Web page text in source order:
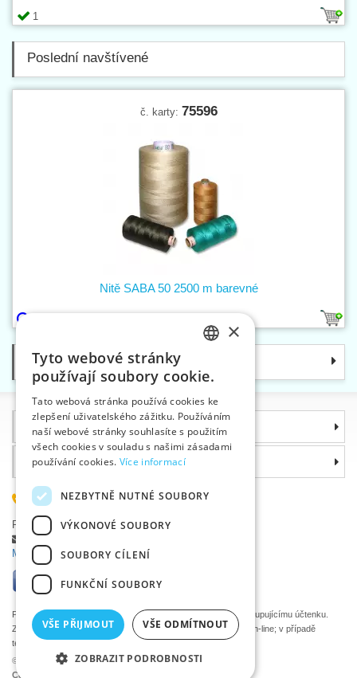
1
Poslední navštívené
č. karty: 75596
Nitě SABA 50 2500 m barevné
Kategorie
Informace
©2026 Velkoobchod textilní galanterie VTC a.s., Uničov
Ceny se zobrazí po přihlášení.
Proč si zvolit právě nás
585 051 217
Plzeňská 868, 783 91 Uničov, Česká republika
Položit dotaz
Máte problémy s přihlášením ?
Podle zákona o evidenci tržeb je prodávající povinen vystavit kupujícímu účtenku.
Zároveň je povinen zaevidovat přijatou tržbu u správce daně on-line; v případě
technického výpadku pak nejpozději do 48 hodin.
ENGLISH
GERMAN
×
Tyto webové stránky
používají soubory cookie.
Tato webová stránka používá cookies ke
zlepšení uživatelského zážitku. Používáním
naší webové stránky souhlasíte s použitím
všech cookies v souladu s našimi zásadami
používání cookies. Více informací
NEZBYTNĚ NUTNÉ SOUBORY
VÝKONOVÉ SOUBORY
SOUBORY CÍLENÍ
FUNKČNÍ SOUBORY
VŠE PŘIJMOUT VŠE ODMÍTNOUT
ZOBRAZIT PODROBNOSTI